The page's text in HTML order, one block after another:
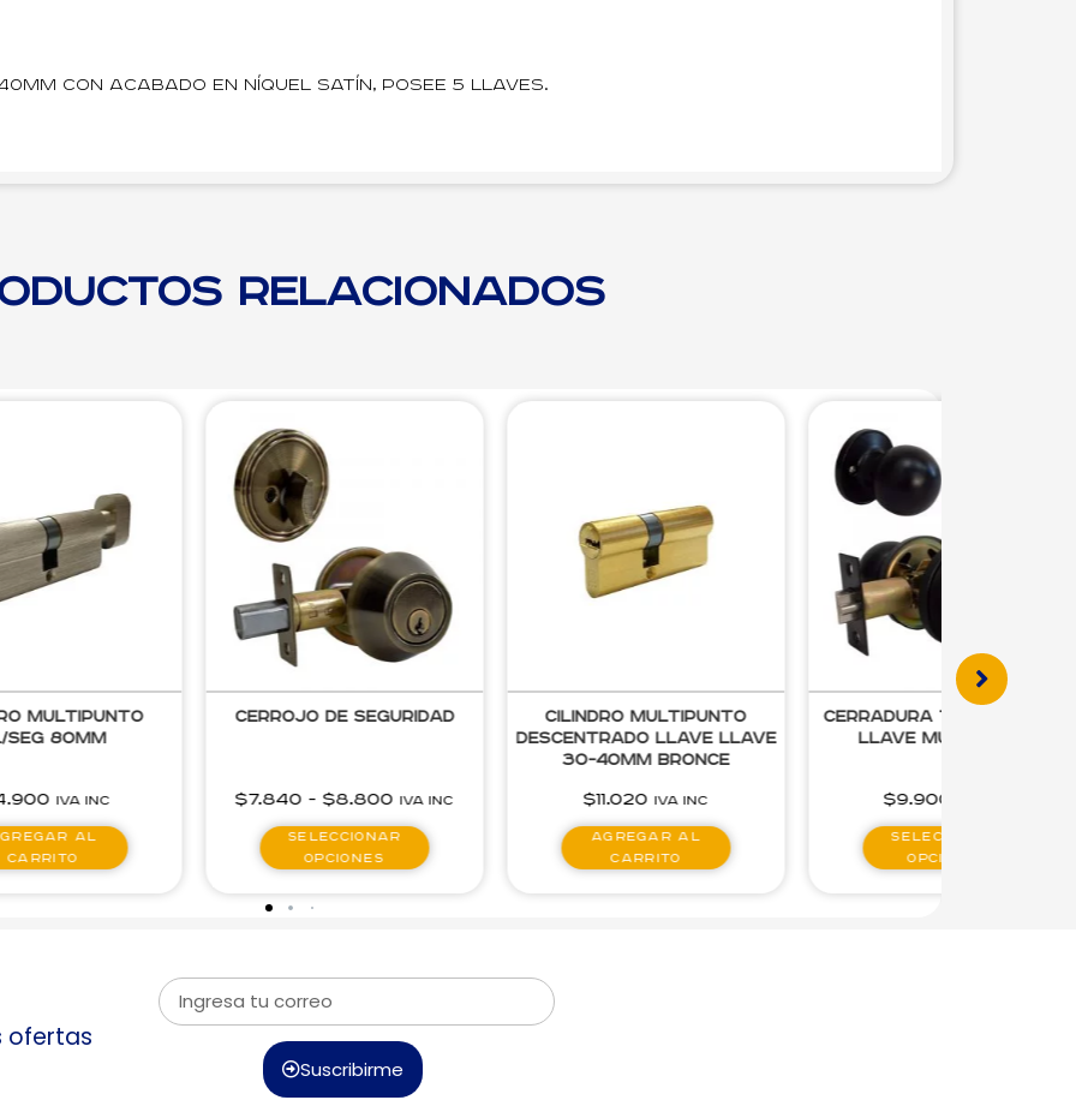
con acabado en níquel satín, posee 5 llaves.
relacionados
de Seguridad
- $8.800 IVA inc
opciones
Cilindro Multipunto
$11.020 IVA inc
Agregar al
carrito
Cerradura tubular acc.
llave multipunto
$9.900 IVA inc
Seleccionar
opciones
Cerradura Guantera
Llave igualada
1.470 - $1.650
Seleccionar
opciones
ofertas
Suscribirme